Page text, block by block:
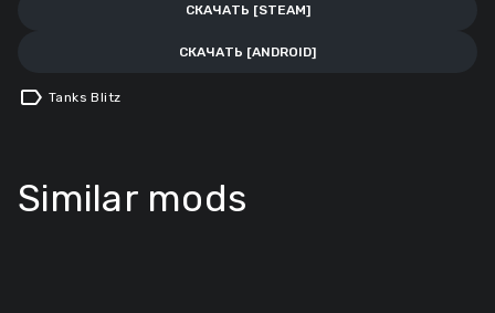
СКАЧАТЬ [STEAM]
СКАЧАТЬ [ANDROID]
label Tanks Blitz
Similar mods